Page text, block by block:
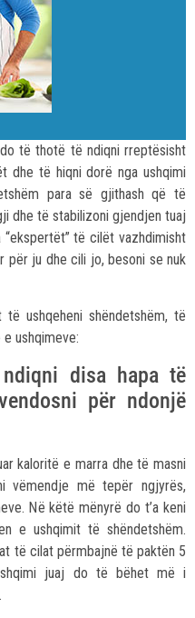
të thotë të ndiqni rreptësisht
të hiqni dorë nga ushqimi
para së gjithash që të
dhe të stabilizoni gjendjen tuaj
të cilët vazhdimisht
për ju dhe cili jo, besoni se nuk
ushqeheni shëndetshëm, të
ushqimeve:
disa hapa të
për ndonjë
kaloritë e marra dhe të masni
vëmendje më tepër ngjyrës,
Në këtë mënyrë do t’a keni
e ushqimit të shëndetshëm.
të cilat përmbajnë të paktën 5
juaj do të bëhet më i